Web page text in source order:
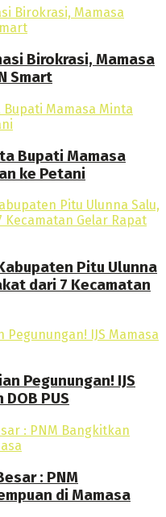
Birokrasi, Mamasa
Smart
Bupati Mamasa
ke Petani
Pitu Ulunna
dari 7 Kecamatan
Pegunungan! IJS
PUS
: PNM
di Mamasa